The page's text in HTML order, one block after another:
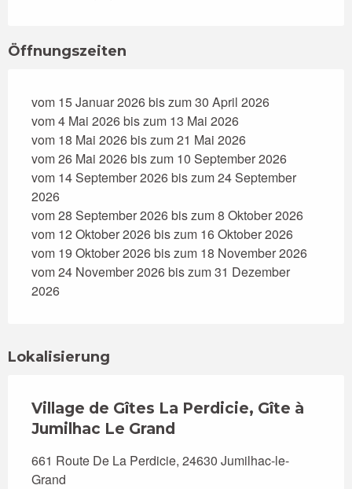
Öffnungszeiten
vom 15 Januar 2026 bis zum 30 April 2026
vom 4 Mai 2026 bis zum 13 Mai 2026
vom 18 Mai 2026 bis zum 21 Mai 2026
vom 26 Mai 2026 bis zum 10 September 2026
vom 14 September 2026 bis zum 24 September
2026
vom 28 September 2026 bis zum 8 Oktober 2026
vom 12 Oktober 2026 bis zum 16 Oktober 2026
vom 19 Oktober 2026 bis zum 18 November 2026
vom 24 November 2026 bis zum 31 Dezember
2026
Lokalisierung
Village de Gîtes La Perdicie, Gîte à
Jumilhac Le Grand
661 Route De La Perdicie, 24630 Jumilhac-le-
Grand